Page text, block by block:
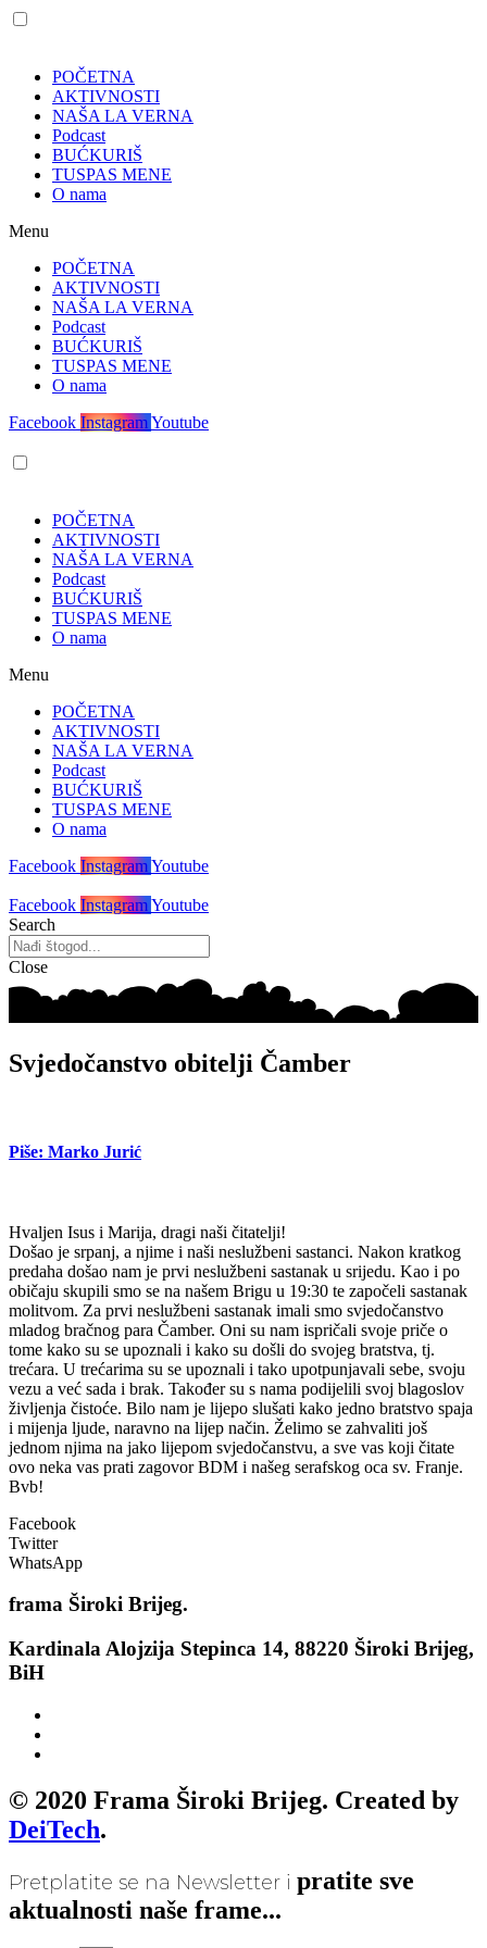
POČETNA
AKTIVNOSTI
NAŠA LA VERNA
Podcast
BUĆKURIŠ
TUSPAS MENE
O nama
Menu
POČETNA
AKTIVNOSTI
NAŠA LA VERNA
Podcast
BUĆKURIŠ
TUSPAS MENE
O nama
Facebook InstagramYoutube
POČETNA
AKTIVNOSTI
NAŠA LA VERNA
Podcast
BUĆKURIŠ
TUSPAS MENE
O nama
Menu
POČETNA
AKTIVNOSTI
NAŠA LA VERNA
Podcast
BUĆKURIŠ
TUSPAS MENE
O nama
Facebook InstagramYoutube
Facebook InstagramYoutube
Search
Close
Svjedočanstvo obitelji Čamber
Piše: Marko Jurić
Hvaljen Isus i Marija, dragi naši čitatelji!
Došao je srpanj, a njime i naši neslužbeni sastanci. Nakon kratkog
predaha došao nam je prvi neslužbeni sastanak u srijedu. Kao i po
običaju skupili smo se na našem Brigu u 19:30 te započeli sastanak
molitvom. Za prvi neslužbeni sastanak imali smo svjedočanstvo
mladog bračnog para Čamber. Oni su nam ispričali svoje priče o
tome kako su se upoznali i kako su došli do svojeg bratstva, tj.
trećara. U trećarima su se upoznali i tako upotpunjavali sebe, svoju
vezu a već sada i brak. Također su s nama podijelili svoj blagoslov
življenja čistoće. Bilo nam je lijepo slušati kako jedno bratstvo spaja
i mijenja ljude, naravno na lijep način. Želimo se zahvaliti još
jednom njima na jako lijepom svjedočanstvu, a sve vas koji čitate
ovo neka vas prati zagovor BDM i našeg serafskog oca sv. Franje.
Bvb!
Facebook
Twitter
WhatsApp
frama Široki Brijeg.
Kardinala Alojzija Stepinca 14, 88220 Široki Brijeg,
BiH
© 2020 Frama Široki Brijeg. Created by
DeiTech.
Pretplatite se na Newsletter i pratite sve
aktualnosti naše frame...